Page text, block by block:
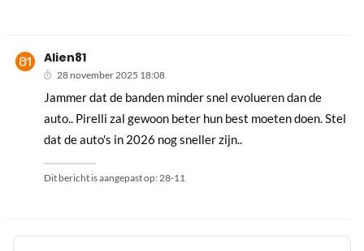
Alien81
28 november 2025 18:08
Jammer dat de banden minder snel evolueren dan de
auto.. Pirelli zal gewoon beter hun best moeten doen. Stel
dat de auto's in 2026 nog sneller zijn..
Dit bericht is aangepast op: 28-11